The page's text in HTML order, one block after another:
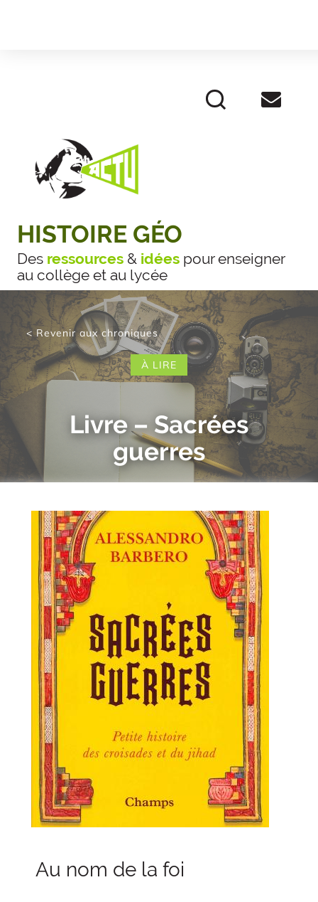
HISTOIRE GÉO
Des ressources& idéespour enseigner
au collège et au lycée
< Revenir aux chroniques
À LIRE
Livre – Sacrées
guerres
Au nom de la foi